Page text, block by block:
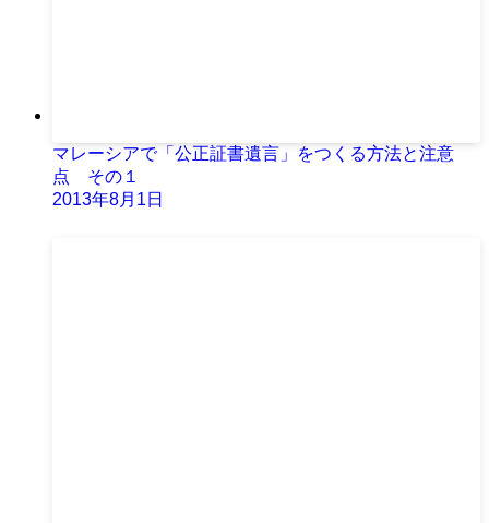
マレーシアで「公正証書遺言」をつくる方法と注意
点 その１
2013年8月1日